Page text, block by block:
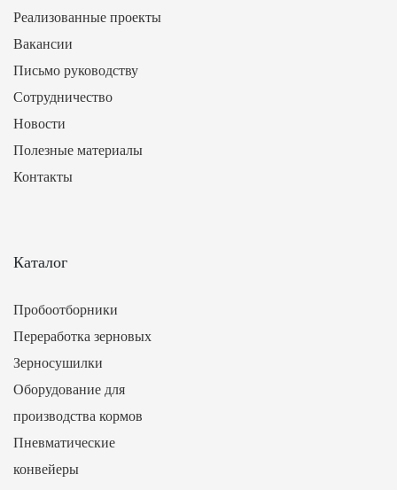
Реализованные проекты
Вакансии
Письмо руководству
Сотрудничество
Новости
Полезные материалы
Контакты
Каталог
Пробоотборники
Переработка зерновых
Зерносушилки
Оборудование для
производства кормов
Пневматические
конвейеры